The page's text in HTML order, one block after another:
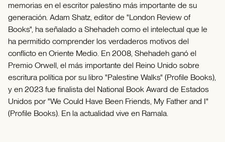
memorias en el escritor palestino más importante de su
generación. Adam Shatz, editor de "London Review of
Books", ha señalado a Shehadeh como el intelectual que le
ha permitido comprender los verdaderos motivos del
conflicto en Oriente Medio. En 2008, Shehadeh ganó el
Premio Orwell, el más importante del Reino Unido sobre
escritura política por su libro "Palestine Walks" (Profile Books),
y en 2023 fue finalista del National Book Award de Estados
Unidos por "We Could Have Been Friends, My Father and I"
(Profile Books). En la actualidad vive en Ramala.